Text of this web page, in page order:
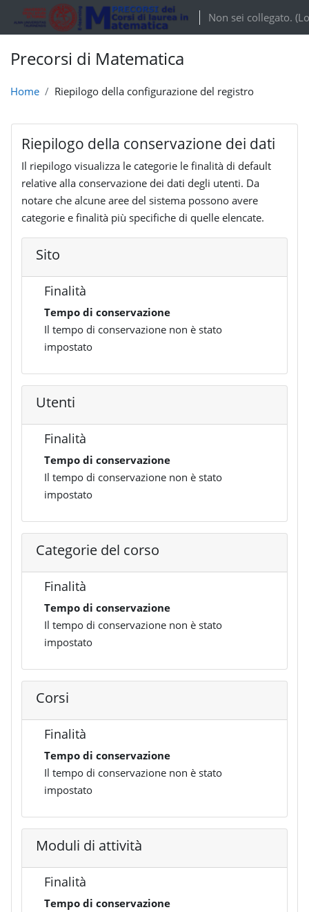
Vai al contenuto principale
Non sei collegato. (
Precorsi di Matematica
Home Riepilogo della configurazione del registro
Riepilogo della conservazione dei dati
Il riepilogo visualizza le categorie le finalità di default
relative alla conservazione dei dati degli utenti. Da
notare che alcune aree del sistema possono avere
categorie e finalità più specifiche di quelle elencate.
Sito
Finalità
Tempo di conservazione
Il tempo di conservazione non è stato
impostato
Utenti
Finalità
Tempo di conservazione
Il tempo di conservazione non è stato
impostato
Categorie del corso
Finalità
Tempo di conservazione
Il tempo di conservazione non è stato
impostato
Corsi
Finalità
Tempo di conservazione
Il tempo di conservazione non è stato
impostato
Moduli di attività
Finalità
Tempo di conservazione